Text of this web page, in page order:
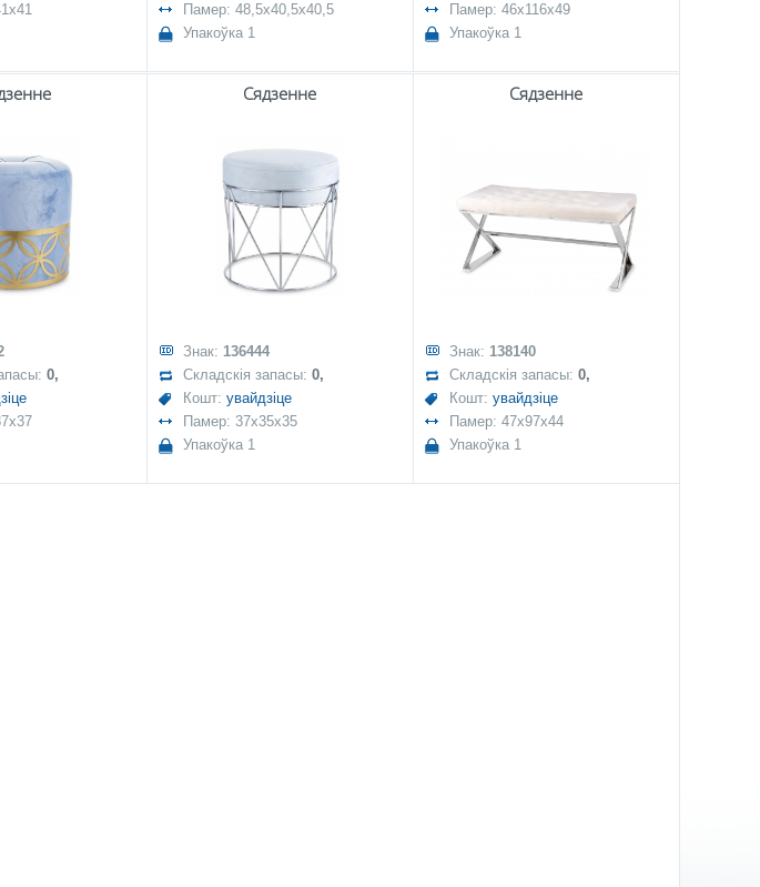
Памер: 48,5x40,5x40,5
Упакоўка 1
Памер: 46x116x49
Упакоўка 1
0,
Сядзенне
Знак: 136444
Складскія запасы: 0,
Кошт: увайдзіце
Памер: 37x35x35
Упакоўка 1
Сядзенне
Знак: 138140
Складскія запасы: 0,
Кошт: увайдзіце
Памер: 47x97x44
Упакоўка 1